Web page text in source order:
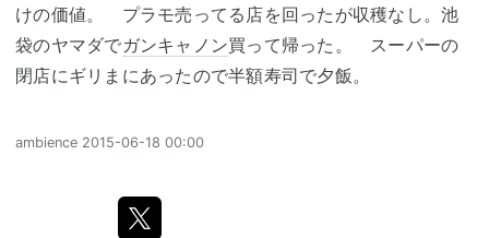
けの価値。 プラモ売ってる店を回ったが収穫なし。池
袋のヤマダでガンキャノン買って帰った。 スーパーの
閉店にギリまにあったので半額寿司で夕飯。
ambience 2015-06-18 00:00